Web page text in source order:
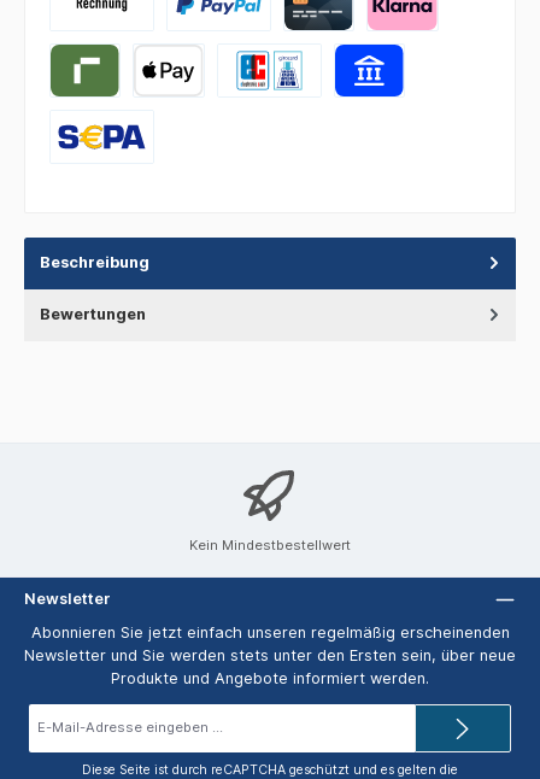
Beschreibung
Bewertungen
Kein Mindestbestellwert
Newsletter
Abonnieren Sie jetzt einfach unseren regelmäßig erscheinenden
Newsletter und Sie werden stets unter den Ersten sein, über neue
Produkte und Angebote informiert werden.
Diese Seite ist durch reCAPTCHA geschützt und es gelten die